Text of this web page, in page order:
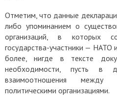
Отметим, что данные
либо упоминанием о
организаций, в которых
государства-участники — НАТО
более, нигде в тексте
необходимости, пусть в
взаимоотношения
политическими организациями.